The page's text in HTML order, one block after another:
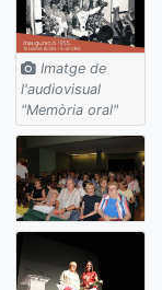
Imatge de
l'audiovisual
"Memòria oral"